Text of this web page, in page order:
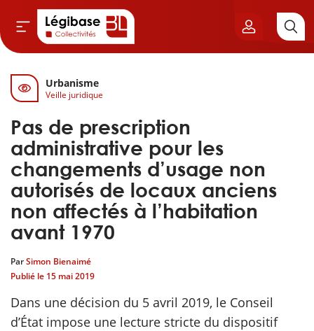
& Cimetières
& Élu local
& Finances locales
publique
Urbanisme
Veille juridique
Pas de prescription
administrative pour les
changements d’usage non
autorisés de locaux anciens
non affectés à l’habitation
avant 1970
ParSimon Bienaimé
Publié le 15 mai 2019
Dans une décision du 5 avril 2019, le Conseil
d’État impose une lecture stricte du dispositif